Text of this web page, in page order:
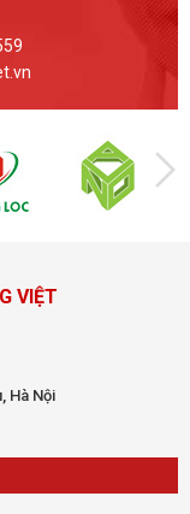
VIỆT
Hà Nội